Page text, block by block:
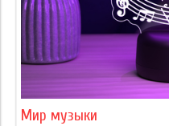
Мир музыки